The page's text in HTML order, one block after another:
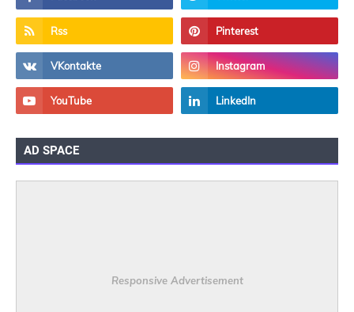
AD SPACE
Responsive Advertisement